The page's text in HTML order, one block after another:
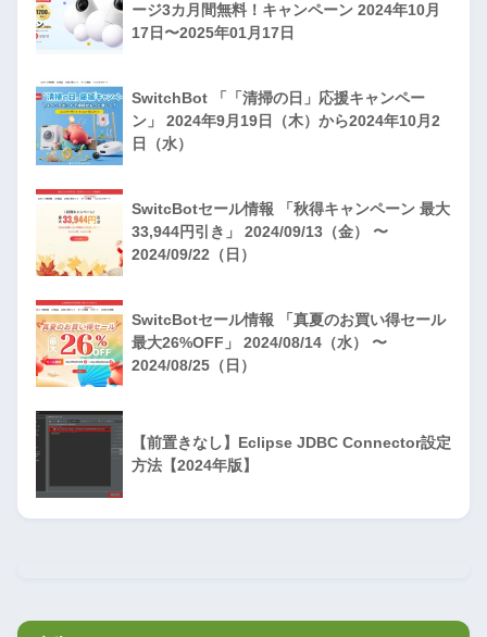
ージ3カ月間無料！キャンペーン 2024年10月
17日〜2025年01月17日
SwitchBot 「「清掃の日」応援キャンペー
ン」 2024年9月19日（木）から2024年10月2
日（水）
SwitcBotセール情報 「秋得キャンペーン 最大
33,944円引き」 2024/09/13（金） 〜
2024/09/22（日）
SwitcBotセール情報 「真夏のお買い得セール
最大26%OFF」 2024/08/14（水） 〜
2024/08/25（日）
【前置きなし】Eclipse JDBC Connector設定
方法【2024年版】